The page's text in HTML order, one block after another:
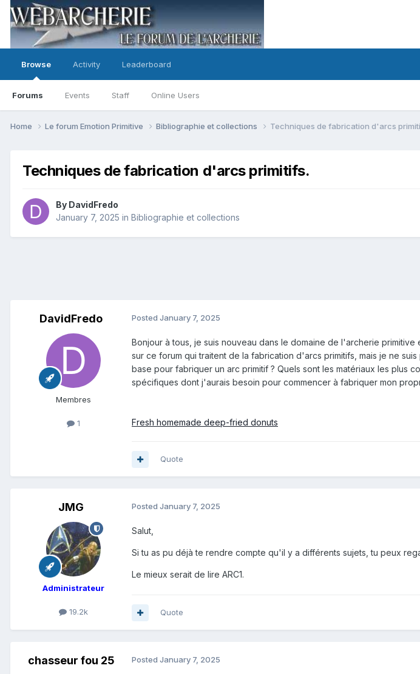
Browse
Forums Events Staff Online Users
Activity Leaderboard
Home Le forum Emotion Primitive Bibliographie et collections Techniques de fabrication d'arcs
Techniques de fabrication d'arcs primitifs.
By DavidFredo
January 7, 2025 in Bibliographie et collections
DavidFredo
Membres
1
Posted January 7, 2025
Bonjour à tous, je suis nouveau dans le domaine de l'archerie
sur ce forum qui traitent de la fabrication d'arcs primitifs, mais je ne
base pour fabriquer un arc primitif ? Quels sont les matériaux les plus
spécifiques dont j'aurais besoin pour commencer à fabriquer mon
Fresh homemade deep-fried donuts
Quote
JMG
Administrateur
19.2k
Posted January 7, 2025
Salut,
Si tu as pu déjà te rendre compte qu'il y a différents sujets, tu peux
Le mieux serait de lire ARC1.
Quote
chasseur fou 25 Posted January 7, 2025